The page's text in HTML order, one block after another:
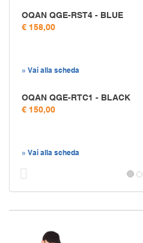
OQAN QGE-RST4 - BLUE
€ 158,00
» Vai alla scheda
OQAN QGE-RTC1 - BLACK
€ 150,00
» Vai alla scheda